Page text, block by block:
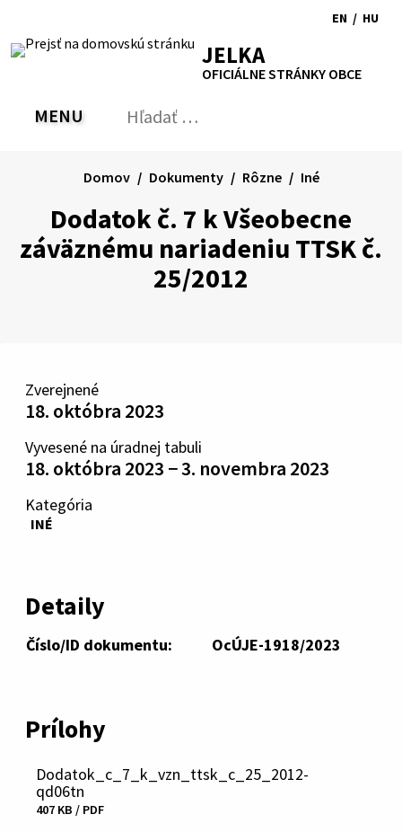
obsah
RSS MapaTlačiť
Zvýšiť
kontrast
písmapísma
EN
to
/ HU
JELKA
OFICIÁLNE STRÁNKY OBCE
PREPNÚŤ
MENU Hľadať:
Dodatok č. 7 k Všeobecne
záväznému nariadeniu TTSK č.
25/2012
Domov Dokumenty Rôzne Iné
Zverejnené
18. októbra 2023
Vyvesené na úradnej tabuli
18. októbra 2023 − 3. novembra 2023
Kategória
INÉ
Detaily
Číslo/ID dokumentu: OcÚJE-1918/2023
Prílohy
Dodatok_c_7_k_vzn_ttsk_c_25_2012-
qd06tn
407 KB / PDF